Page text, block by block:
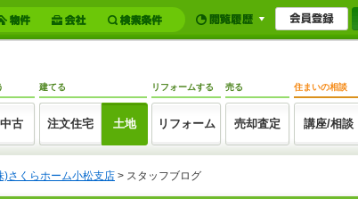
中古
建てる
注文住宅 土地
リフォームする
リフォーム
売る
売却査定
住まいの相談
講座/相談
)さくらホーム小松支店 > スタッフブログ